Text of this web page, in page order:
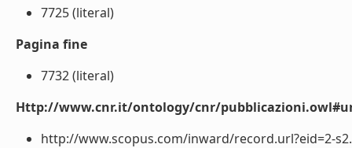
7725 (literal)
Pagina fine
7732 (literal)
Http://www.cnr.it/ontology/cnr/
http://www.scopus.com/inward/record.url?eid=2-